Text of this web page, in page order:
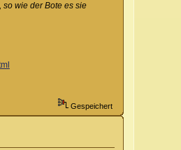
wie der Bote es sie
Gespeichert